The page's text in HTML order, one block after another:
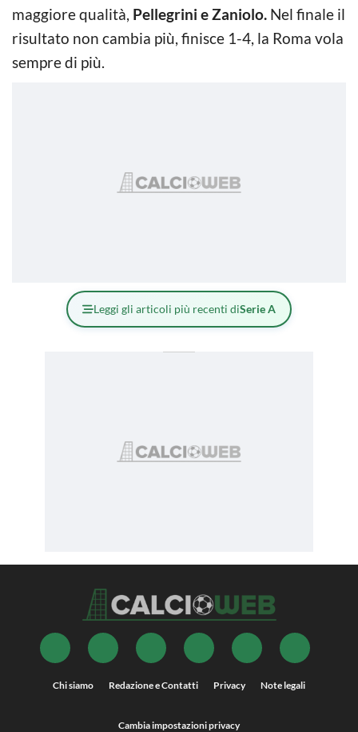
maggiore qualità, Pellegrini e Zaniolo. Nel finale il
risultato non cambia più, finisce 1-4, la Roma vola
sempre di più.
Leggi gli articoli più recenti diSerie A
Chi siamo Redazione e Contatti Privacy Note legali
Cambia impostazioni privacy